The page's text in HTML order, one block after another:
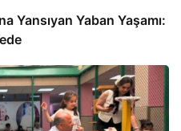
Yansıyan Yaban Yaşamı: